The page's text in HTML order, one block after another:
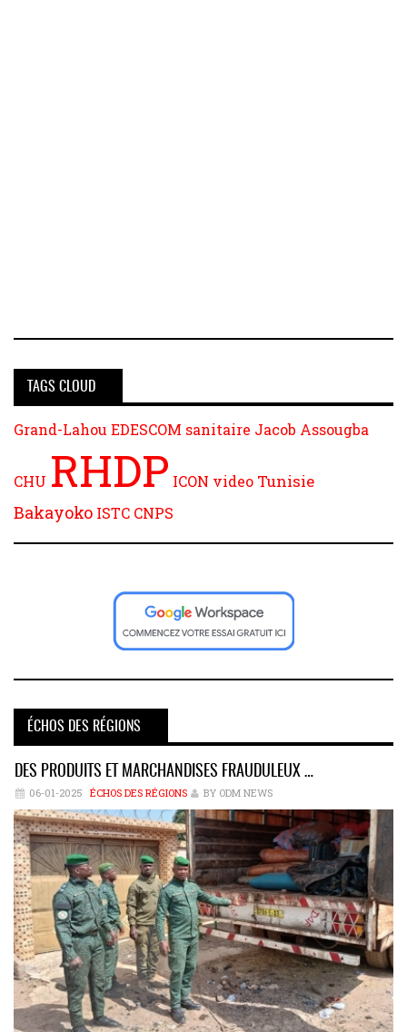
TAGS CLOUD
Grand-Lahou EDESCOM sanitaire Jacob Assougba
CHU RHDP ICON video Tunisie
Bakayoko ISTC CNPS
ÉCHOS DES RÉGIONS
DES PRODUITS ET MARCHANDISES FRAUDULEUX …
06-01-2025 ÉCHOS DES RÉGIONS BY ODM NEWS